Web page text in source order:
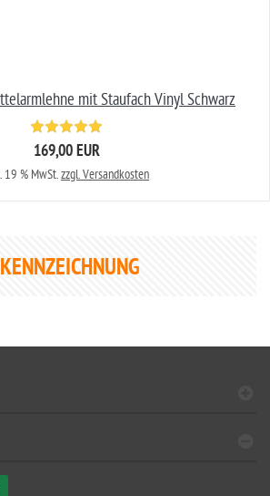
mit Staufach Vinyl Schwarz
169,00 EUR
19 % MwSt.zzgl. Versandkosten